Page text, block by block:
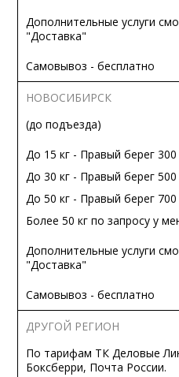
Дополнительные услуги
"Доставка"
Самовывоз - бесплатно
НОВОСИБИРСК
(до подъезда)
До 15 кг - Правый берег
До 30 кг - Правый берег
До 50 кг - Правый берег
Более 50 кг по запросу у
Дополнительные услуги
"Доставка"
Самовывоз - бесплатно
ДРУГОЙ РЕГИОН
По тарифам ТК Деловые
Боксберри, Почта России.